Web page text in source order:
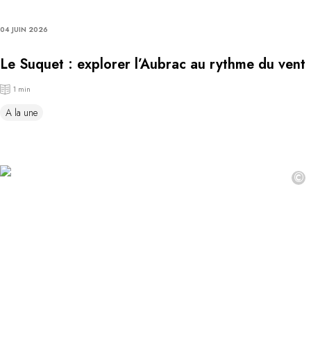
04 JUIN 2026
Le Suquet : explorer l’Aubrac au rythme du vent
1 min
A la une
©